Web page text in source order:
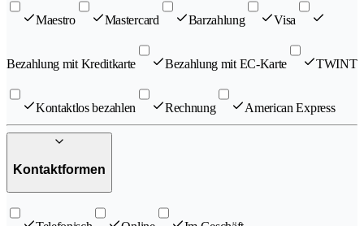
Maestro Mastercard Barzahlung Visa
Bezahlung mit Kreditkarte Bezahlung mit EC-Karte TWINT
Kontaktlos bezahlen Rechnung American Express
Kontaktformen